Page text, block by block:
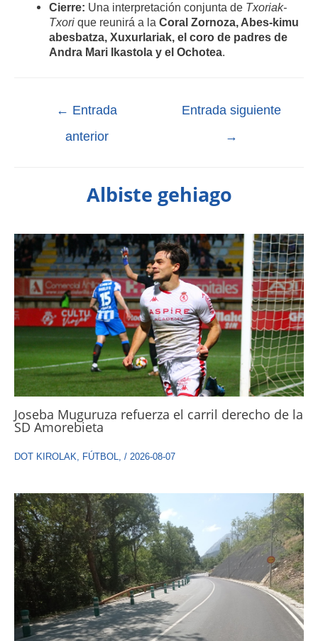
Cierre: Una interpretación conjunta de Txoriak-
Txori que reunirá a laCoral Zornoza, Abes-kimu
abesbatza, Xuxurlariak, el coro de padres de
Andra Mari Ikastola y el Ochotea.
← Entrada
anterior
Entrada siguiente
→
Albiste gehiago
Joseba Muguruza refuerza el carril derecho de la
SD Amorebieta
DOT KIROLAK, FÚTBOL, / 2026-08-07